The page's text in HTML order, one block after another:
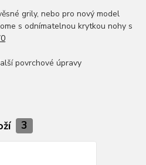
grily, nebo pro nový model
s odnímatelnou krytkou nohy s
povrchové úpravy
3